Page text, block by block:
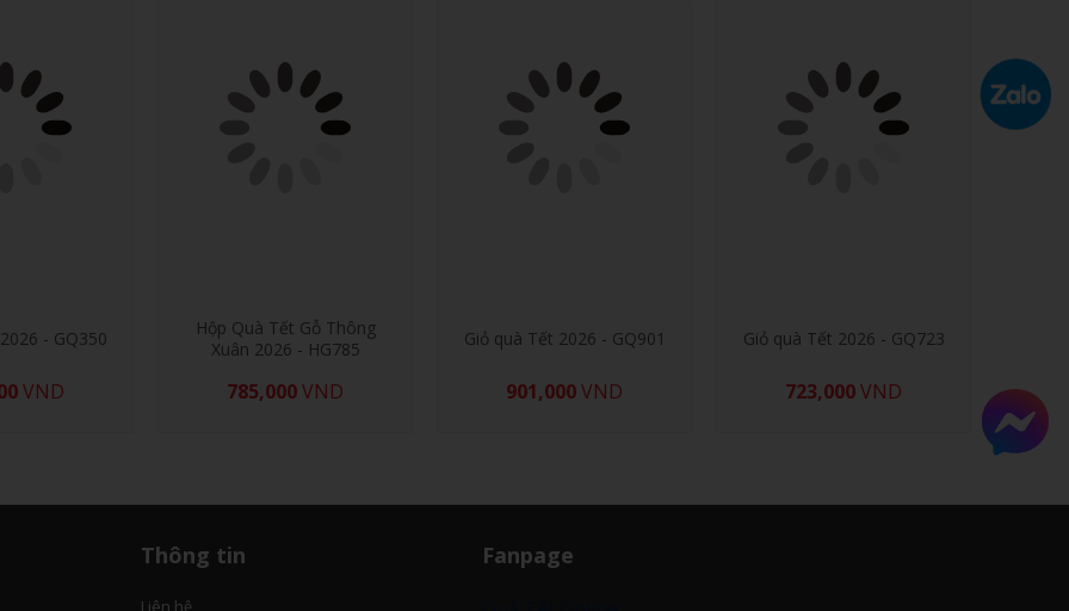
- GQ350
VND
Hộp Quà Tết Gỗ Thông
Xuân 2026 - HG785
785,000VND
Giỏ quà Tết 2026 - GQ901
901,000VND
Giỏ quà Tết 2026 - GQ723
723,000VND
Thông tin
Liên hệ
Fanpage